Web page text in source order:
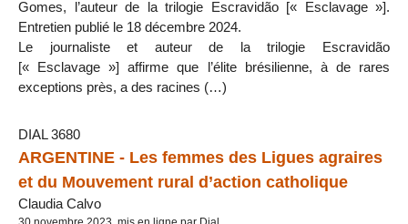
Gomes, l’auteur de la trilogie Escravidão [« Esclavage »].
Entretien publié le 18 décembre 2024.
Le journaliste et auteur de la trilogie Escravidão
[« Esclavage »] affirme que l’élite brésilienne, à de rares
exceptions près, a des racines (…)
DIAL 3680
ARGENTINE - Les femmes des Ligues agraires
et du Mouvement rural d’action catholique
Claudia Calvo